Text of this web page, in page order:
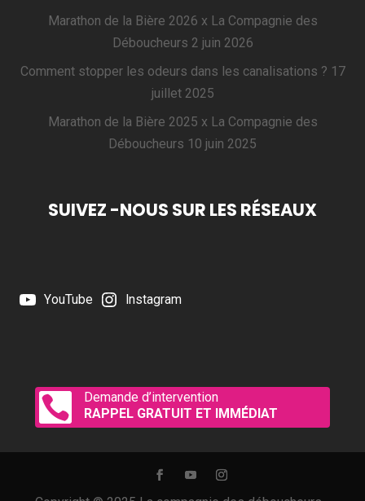
Marathon de la Bière 2026 x La Compagnie des
Déboucheurs 2 juin 2026
Comment stopper les odeurs dans les canalisations ? 17
juillet 2025
Marathon de la Bière 2025 x La Compagnie des
Déboucheurs 10 juin 2025
SUIVEZ -NOUS SUR LES RÉSEAUX
YouTube Instagram

Demande d’intervention
RAPPEL GRATUIT ET IMMÉDIAT